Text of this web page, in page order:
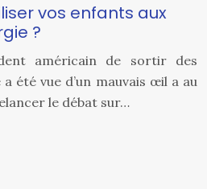
vos enfants aux
?
américain de sortir des
été vue d’un mauvais œil a au
le débat sur…